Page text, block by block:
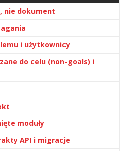
nie dokument
i użytkownicy
do celu (non-goals) i
moduły
API i migracje